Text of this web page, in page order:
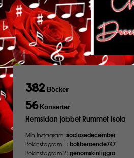
382 Böcker
56 Konserter
Hemsidan jobbet Rummet Isola
Min Instagram: soclosedecember
BokInstagram 1: bokberoende747
BokInstagram 2: genomskinliggra